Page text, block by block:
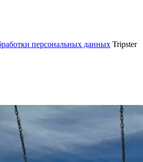
персональных данных Tripster